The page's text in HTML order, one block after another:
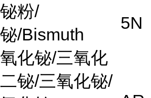
铋粉/
铋/Bismuth
5N
氧化铋/三氧化
二铋/三氧化铋/